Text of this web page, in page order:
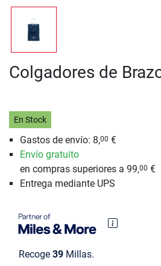
Colgadores de
En Stock
Gastos de envío: 8,00 €
Envío gratuito
en compras superiores a 99,00 €
Entrega mediante UPS
Recoge 39 Millas.